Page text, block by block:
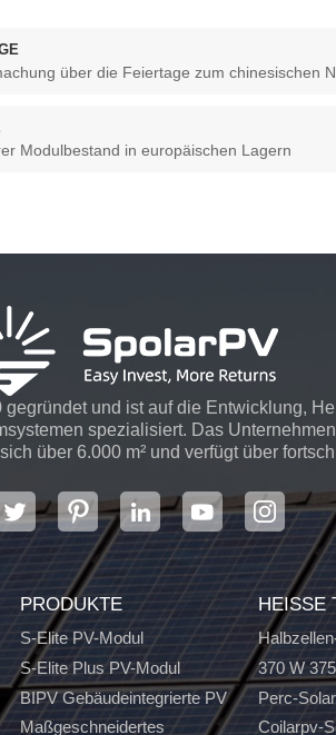
über die Feiertage zum chinesischen
Modulbestand in europäischen Lagern
und ist auf die Entwicklung,
spezialisiert. Das
über 6.000 m² und verfügt über
PRODUKTE
S-Elite PV-Modul
S-Elite Plus PV-Modul
BIPV Gebäudeintegrierte PV
Maßgeschneidertes
HEISSE
370 W
Perc-
Coilarpv-